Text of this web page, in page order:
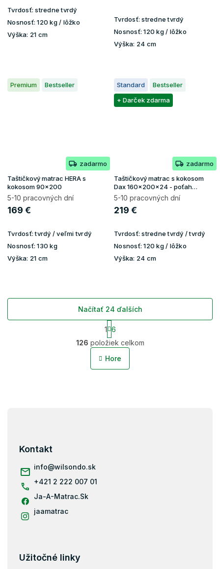
Tvrdosť: stredne tvrdý
Nosnosť: 120 kg / lôžko
Výška: 21 cm
Tvrdosť: stredne tvrdý
Nosnosť: 120 kg / lôžko
Výška: 24 cm
Premium Bestseller
zadarmo
Taštičkový matrac HERA s
kokosom 90x200
5-10 pracovných dní
169 €
Tvrdosť:tvrdý / veľmi tvrdý
Nosnosť: 130 kg
Výška: 21 cm
Standard
Bestseller
+ Darček zdarma
zadarmo
Taštičkový matrac s kokosom
Dax 160x200x24 - poťah
Lavender
5-10 pracovných dní
219 €
Tvrdosť: stredne tvrdý / tvrdý
Nosnosť: 120 kg / lôžko
Výška: 24 cm
O
v
l
Načítať 24 ďalších
S
t
r
á
n
1 6
126 položiek celkom
Hore
Kontakt
info@wilsondo.sk
+421 2 222 007 01
Ja-A-Matrac.Sk
jaamatrac
Užitočné linky